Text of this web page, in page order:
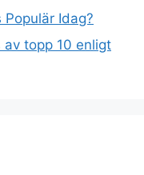
Populär Idag?
topp 10 enligt